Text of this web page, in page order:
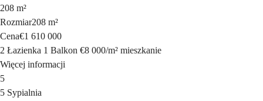
208 m²
Rozmiar208 m²
Cena€1 610 000
2 Łazienka 1 Balkon €8 000/m² mieszkanie
Więcej informacji
5
5 Sypialnia